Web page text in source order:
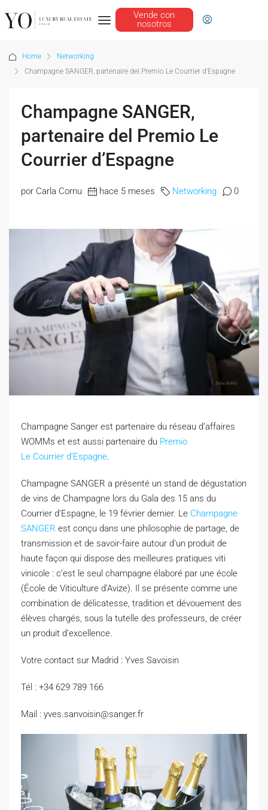
Vende con
nosotros
Home
Networking
Champagne SANGER, partenaire del Premio Le Courrier d’Espagne
Champagne SANGER,
partenaire del Premio Le
Courrier d’Espagne
por Carla Cornu hace 5 meses Networking 0
Champagne Sanger est partenaire du réseau d’affaires
WOMMs et est aussi partenaire du Premio
Le Courrier d’Espagne.
Champagne SANGER a présenté un stand de dégustation
de vins de Champagne lors du Gala des 15 ans du
Courrier d’Espagne, le 19 février dernier. Le Champagne
SANGER est conçu dans une philosophie de partage, de
transmission et de savoir-faire autour d’un produit de
haute façon qui dispose des meilleures pratiques viti
vinicole : c’est le seul champagne élaboré par une école
(École de Viticulture d’Avize). Il se présente comme une
combination de délicatesse, tradition et dévouement des
élèves chargés, sous la tutelle des professeurs, de créer
un produit d’excellence.
Votre contact sur Madrid : Yves Savoisin
Tél : +34 629 789 166
Mail : yves.sanvoisin@sanger.fr